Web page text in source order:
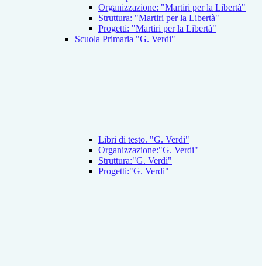
Organizzazione: "Martiri per la Libertà"
Struttura: "Martiri per la Libertà"
Progetti: "Martiri per la Libertà"
Scuola Primaria "G. Verdi"
Libri di testo. "G. Verdi"
Organizzazione:"G. Verdi"
Struttura:"G. Verdi"
Progetti:"G. Verdi"